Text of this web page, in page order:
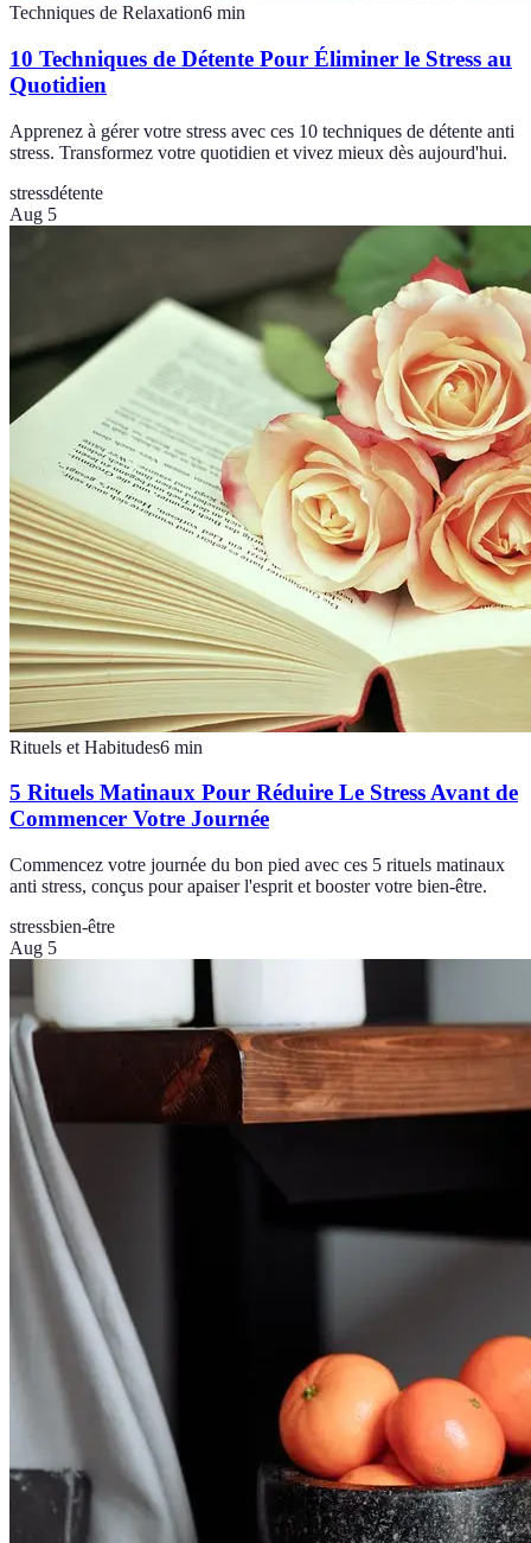
Techniques de Relaxation6 min
10 Techniques de Détente Pour Éliminer le Stress au
Quotidien
Apprenez à gérer votre stress avec ces 10 techniques de détente anti
stress. Transformez votre quotidien et vivez mieux dès aujourd'hui.
stressdétente
Aug 5
Rituels et Habitudes6 min
5 Rituels Matinaux Pour Réduire Le Stress Avant de
Commencer Votre Journée
Commencez votre journée du bon pied avec ces 5 rituels matinaux
anti stress, conçus pour apaiser l'esprit et booster votre bien-être.
stressbien-être
Aug 5